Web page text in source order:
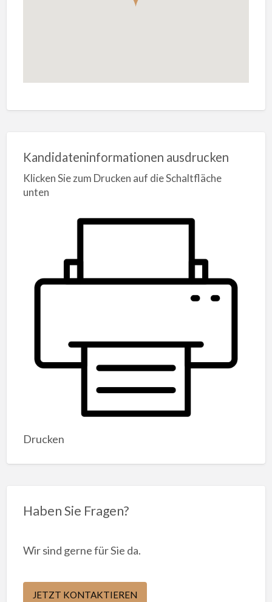
Kandidateninformationen ausdrucken
Klicken Sie zum Drucken auf die Schaltfläche
unten
Drucken
Haben Sie Fragen?
Wir sind gerne für Sie da.
JETZT KONTAKTIEREN